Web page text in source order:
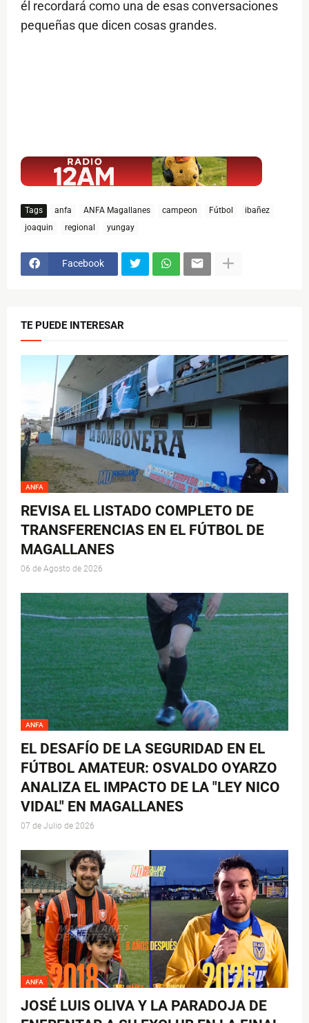
él recordará como una de esas conversaciones
pequeñas que dicen cosas grandes.
Tags anfa ANFA Magallanes campeon Fútbol
ibañez
joaquin
regional yungay
Facebook
TE PUEDE INTERESAR
ANFA
REVISA EL LISTADO COMPLETO DE
TRANSFERENCIAS EN EL FÚTBOL DE
MAGALLANES
06 de Agosto de 2026
ANFA
EL DESAFÍO DE LA SEGURIDAD EN EL
FÚTBOL AMATEUR: OSVALDO OYARZO
ANALIZA EL IMPACTO DE LA "LEY NICO
VIDAL" EN MAGALLANES
07 de Julio de 2026
ANFA
JOSÉ LUIS OLIVA Y LA PARADOJA DE